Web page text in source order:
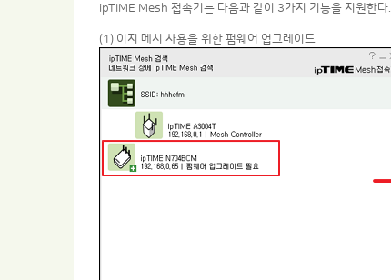
ipTIME Mesh 접속기는 다음과 같이 3가지 기능을 지원한다.
(1) 이지 메시 사용을 위한 펌웨어 업그레이드